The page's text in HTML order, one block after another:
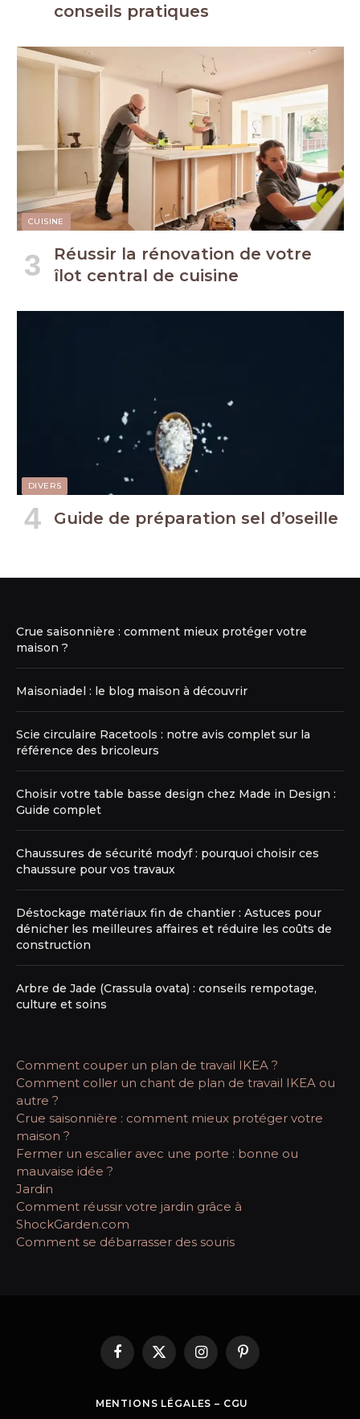
conseils pratiques
CUISINE
Réussir la rénovation de votre
îlot central de cuisine
DIVERS
Guide de préparation sel d’oseille
Crue saisonnière : comment mieux protéger votre
maison ?
Maisoniadel : le blog maison à découvrir
Scie circulaire Racetools : notre avis complet sur la
référence des bricoleurs
Choisir votre table basse design chez Made in Design :
Guide complet
Chaussures de sécurité modyf : pourquoi choisir ces
chaussure pour vos travaux
Déstockage matériaux fin de chantier : Astuces pour
dénicher les meilleures affaires et réduire les coûts de
construction
Arbre de Jade (Crassula ovata) : conseils rempotage,
culture et soins
Comment couper un plan de travail IKEA ?
Comment coller un chant de plan de travail IKEA ou
autre ?
Crue saisonnière : comment mieux protéger votre
maison ?
Fermer un escalier avec une porte : bonne ou
mauvaise idée ?
Jardin
Comment réussir votre jardin grâce à
ShockGarden.com
Comment se débarrasser des souris
Facebook
X
(Twitter)
InstagramPinterest
MENTIONS LÉGALES – CGU